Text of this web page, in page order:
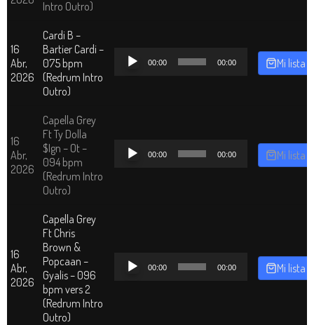
Intro Outro)
16
Abr,
2026
Cardi B –
Bartier Cardi –
075 bpm
(Redrum Intro
Outro)
Reproductor
00:00 00:00 Mi lista
16
Abr,
2026
Capella Grey
Ft Ty Dolla
$Ign – Ot –
094 bpm
(Redrum Intro
Outro)
Reproductor
00:00 00:00 Mi lista
16
Abr,
2026
Capella Grey
Ft Chris
Brown &
Popcaan –
Gyalis – 096
bpm vers 2
(Redrum Intro
Outro)
Reproductor
00:00 00:00 Mi lista